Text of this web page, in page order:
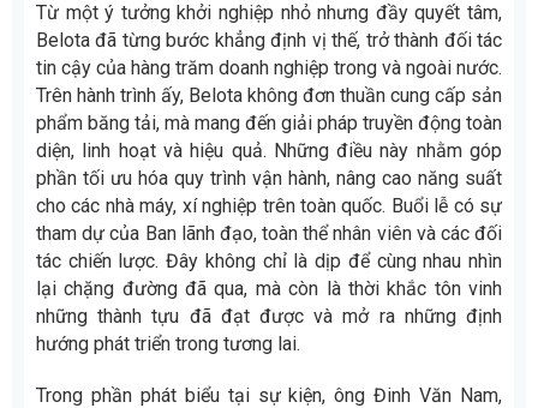
Từ một ý tưởng khởi nghiệp nhỏ nhưng đầy quyết tâm,
Belota đã từng bước khẳng định vị thế, trở thành đối tác
tin cậy của hàng trăm doanh nghiệp trong và ngoài nước.
Trên hành trình ấy, Belota không đơn thuần cung cấp sản
phẩm băng tải, mà mang đến giải pháp truyền động toàn
diện, linh hoạt và hiệu quả. Những điều này nhằm góp
phần tối ưu hóa quy trình vận hành, nâng cao năng suất
cho các nhà máy, xí nghiệp trên toàn quốc. Buổi lễ có sự
tham dự của Ban lãnh đạo, toàn thể nhân viên và các đối
tác chiến lược. Đây không chỉ là dịp để cùng nhau nhìn
lại chặng đường đã qua, mà còn là thời khắc tôn vinh
những thành tựu đã đạt được và mở ra những định
hướng phát triển trong tương lai.
Trong phần phát biểu tại sự kiện, ông Đinh Văn Nam,